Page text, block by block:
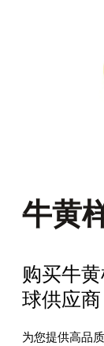
牛黄
购买牛
球供应商
为您提供高品质